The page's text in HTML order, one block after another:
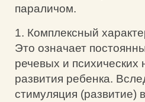
параличом.
1. Комплексный
Это означает
речевых и
развития ребенка.
стимуляция (развитие)